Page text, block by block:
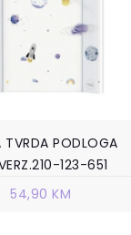
TVRDA PODLOGA
123-651
54,90 KM